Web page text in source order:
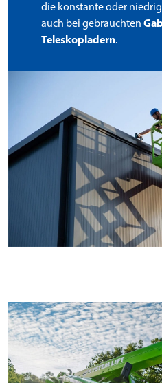
die konstante oder
auch bei gebrauchten
Teleskopladern.